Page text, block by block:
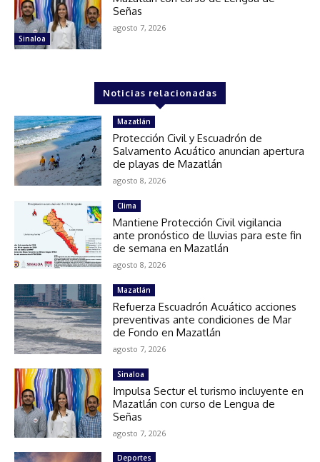
Sinaloa
Señas
agosto 7, 2026
Noticias relacionadas
Mazatlán
Protección Civil y Escuadrón de
Salvamento Acuático anuncian apertura
de playas de Mazatlán
agosto 8, 2026
Clima
Mantiene Protección Civil vigilancia
ante pronóstico de lluvias para este fin
de semana en Mazatlán
agosto 8, 2026
Mazatlán
Refuerza Escuadrón Acuático acciones
preventivas ante condiciones de Mar
de Fondo en Mazatlán
agosto 7, 2026
Sinaloa
Impulsa Sectur el turismo incluyente en
Mazatlán con curso de Lengua de
Señas
agosto 7, 2026
Deportes